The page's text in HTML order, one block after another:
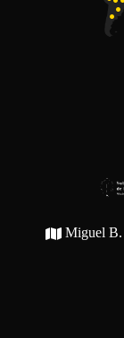
Miguel B.